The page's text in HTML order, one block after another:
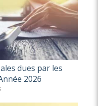
dues par les
2026